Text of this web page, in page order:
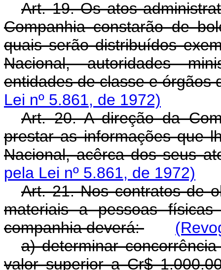
Art. 19. Os atos
Companhia constarão de
quais serão distribuídos
Nacional, autoridades
entidades de classe e órgãos
Lei nº 5.861, de 1972)
Art. 20. A direção da
prestar as informações que
Nacional, acêrca dos seus
pela Lei nº 5.861, de 1972)
Art. 21. Nos contratos de
materiais a pessoas
companhia deverá:
a) determinar
valor superior a Cr$